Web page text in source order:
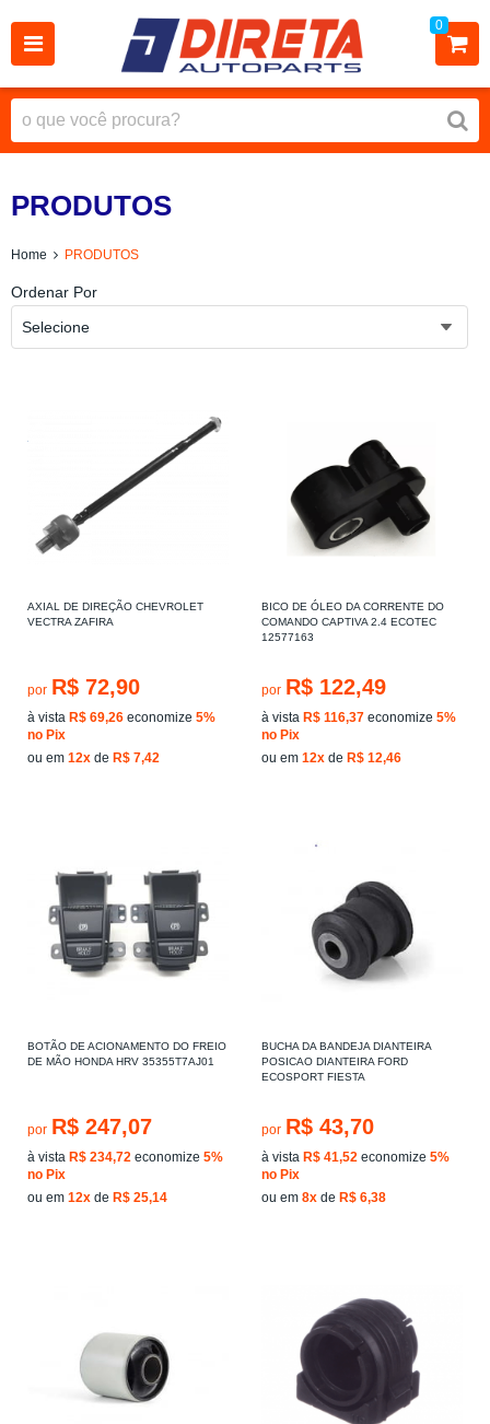
0
PRODUTOS
Home PRODUTOS
Ordenar Por
Selecione
AXIAL DE DIREÇÃO CHEVROLET
VECTRA ZAFIRA
por R$ 72,90
à vista R$ 69,26 economize 5%
no Pix
ou em 12x de R$ 7,42
BICO DE ÓLEO DA CORRENTE DO
COMANDO CAPTIVA 2.4 ECOTEC
12577163
por R$ 122,49
à vista R$ 116,37 economize 5%
no Pix
ou em 12x de R$ 12,46
BOTÃO DE ACIONAMENTO DO FREIO
DE MÃO HONDA HRV 35355T7AJ01
por R$ 247,07
à vista R$ 234,72 economize 5%
no Pix
ou em 12x de R$ 25,14
BUCHA DA BANDEJA DIANTEIRA
POSICAO DIANTEIRA FORD
ECOSPORT FIESTA
por R$ 43,70
à vista R$ 41,52 economize 5%
no Pix
ou em 8x de R$ 6,38